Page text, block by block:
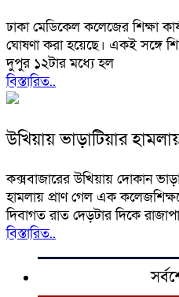
ঢাকা মেডিকেল কলেজের শিক্ষা
ঘোষণা করা হয়েছে। একই সঙ্গে
দুপুর ১২টার মধ্যে হল
বিস্তারিত..
উখিয়ায় ভাড়াটিয়ার
কক্সবাজারের উখিয়ায় দোকান
হামলায় প্রাণ গেল এক
দিবাগত রাত দেড়টার দিকে
বিস্তারিত..